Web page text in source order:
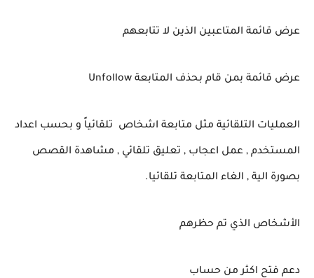
عرض قائمة المتاعبين الذين لا تتابعهم
عرض قائمة بمن قام بحذف المتابعة Unfollow
العمليات التلقائية مثل متابعة اشخاص تلقائياً و بحسب اعداد
المستخدم , عمل اعجاب , تعليق تلقائي , مشاهدة القصص
بصورة الية , الغاء المتابعة تلقائيا.
الأشخاص الذي تم حظرهم
دعم فتح اكثر من حساب